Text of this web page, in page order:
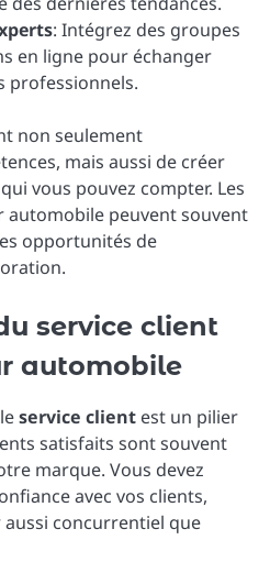
: Intégrez des groupes
en ligne pour échanger
professionnels.
non seulement
mais aussi de créer
vous pouvez compter. Les
automobile peuvent souvent
opportunités de
service client
automobile
service client est un pilier
satisfaits sont souvent
marque. Vous devez
avec vos clients,
concurrentiel que